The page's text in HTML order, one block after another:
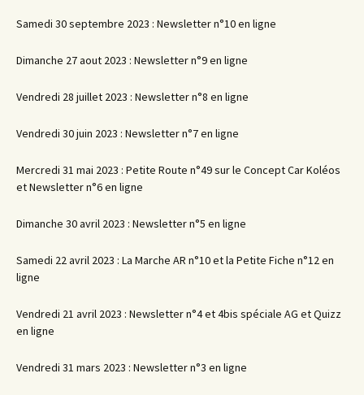
Samedi 30 septembre 2023 : Newsletter n°10 en ligne
Dimanche 27 aout 2023 : Newsletter n°9 en ligne
Vendredi 28 juillet 2023 : Newsletter n°8 en ligne
Vendredi 30 juin 2023 : Newsletter n°7 en ligne
Mercredi 31 mai 2023 : Petite Route n°49 sur le Concept Car Koléos
et Newsletter n°6 en ligne
Dimanche 30 avril 2023 : Newsletter n°5 en ligne
Samedi 22 avril 2023 : La Marche AR n°10 et la Petite Fiche n°12 en
ligne
Vendredi 21 avril 2023 : Newsletter n°4 et 4bis spéciale AG et Quizz
en ligne
Vendredi 31 mars 2023 : Newsletter n°3 en ligne